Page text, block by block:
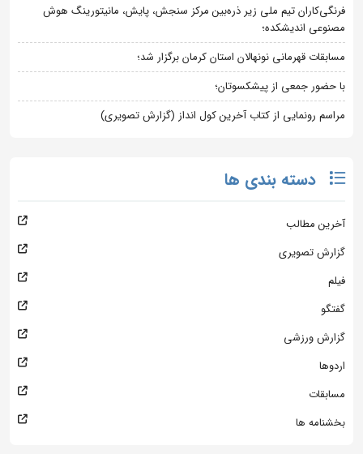
فرنگی‌کاران تیم ملی زیر ذره‌بین مرکز سنجش، پایش، مانیتورینگ هوش
مصنوعی اندیشکده؛
مسابقات قهرمانی نونهالان استان کرمان برگزار شد؛
با حضور جمعی از پیشکسوتان؛
مراسم رونمایی از کتاب آخرین کول انداز (گزارش تصویری)
دسته بندی ها
آخرین مطالب
گزارش تصویری
فیلم
گفتگو
گزارش ورزشی
اردوها
مسابقات
بخشنامه ها